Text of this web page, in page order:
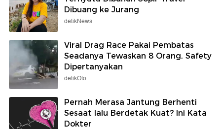
Dibuang ke Jurang
detikNews
Viral Drag Race Pakai Pembatas
Seadanya Tewaskan 8 Orang, Safety
Dipertanyakan
detikOto
Pernah Merasa Jantung Berhenti
Sesaat lalu Berdetak Kuat? Ini Kata
Dokter